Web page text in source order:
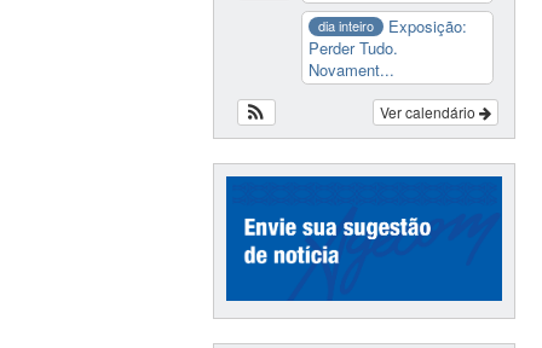
dia inteiro
Exposição:
Perder Tudo.
Novament...
Ver calendário